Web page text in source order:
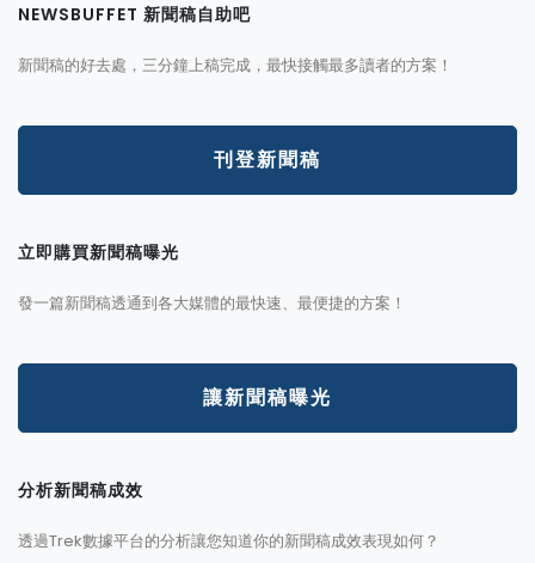
NEWSBUFFET 新聞稿自助吧
新聞稿的好去處，三分鐘上稿完成，最快接觸最多讀者的方案！
刊登新聞稿
立即購買新聞稿曝光
發一篇新聞稿透通到各大媒體的最快速、最便捷的方案！
讓新聞稿曝光
分析新聞稿成效
透過Trek數據平台的分析讓您知道你的新聞稿成效表現如何？